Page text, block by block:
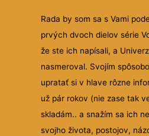
Rada by som sa s Vami
prvých dvoch dielov série
že ste ich napísali, a
nasmeroval. Svojím
upratať si v hlave rôzne
už pár rokov (nie zase tak
skladám.. a snažím sa ich
svojho života, postojov,